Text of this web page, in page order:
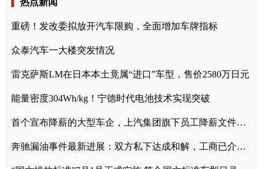
热点新闻
重磅！发改委拟放开汽车限购，全面增加车牌指标
众泰汽车一大楼突发情况
雷克萨斯LM在日本本土竟属“进口”车型，售价2580万日元
能量密度304Wh/kg！宁德时代电池技术实现突破
首个宣布降薪的大型车企，上汽集团旗下员工降薪文件曝光
奔驰漏油事件最新进展：双方私下达成和解，工商已介入调查